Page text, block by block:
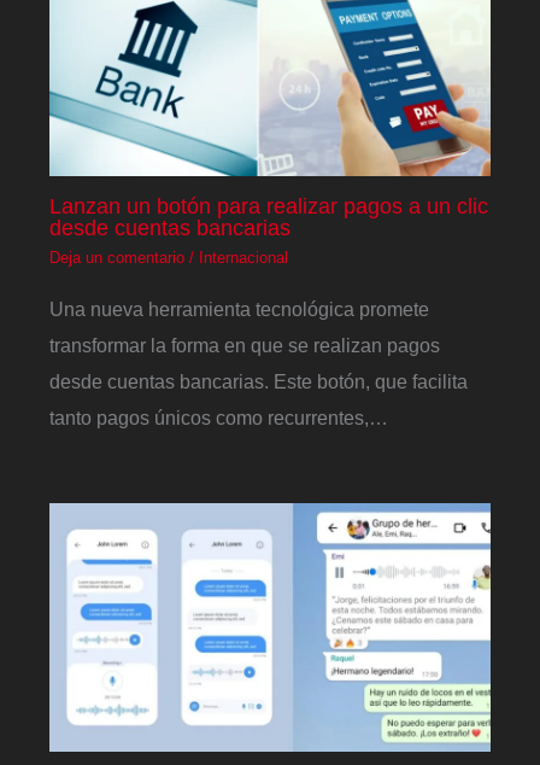
Lanzan un botón para realizar pagos a un clic
desde cuentas bancarias
Deja un comentario / Internacional
Una nueva herramienta tecnológica promete
transformar la forma en que se realizan pagos
desde cuentas bancarias. Este botón, que facilita
tanto pagos únicos como recurrentes,…